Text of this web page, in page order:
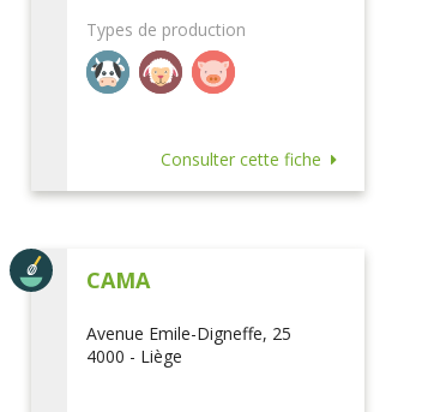
Types de production
Consulter cette fiche
CAMA
Avenue Emile-Digneffe, 25
4000 - Liège